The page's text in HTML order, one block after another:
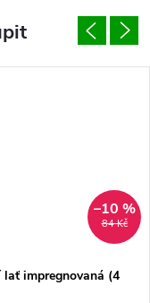
84 Kč
–10 %
lať impregnovaná (4